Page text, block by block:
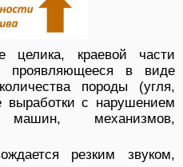
целика, краевой части
проявляющееся в виде
породы (угля,
с нарушением
механизмов,
резким звуком,